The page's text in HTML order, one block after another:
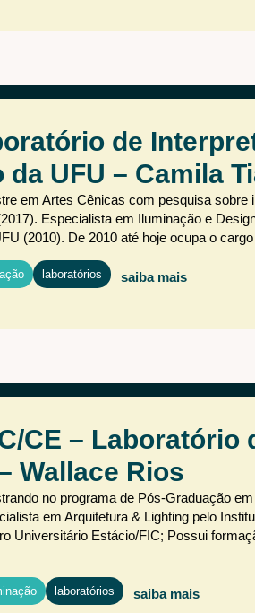
de
da UFU – Camila
em Artes Cênicas com pesquisa
Especialista em Iluminação e
(2010). De 2010 até hoje ocupa o
laboratórios saiba mais
CE –
Wallace Rios
no programa de Pós-Graduação
em Arquitetura & Lighting pelo
Universitário Estácio/FIC; Possui
laboratórios saiba mais